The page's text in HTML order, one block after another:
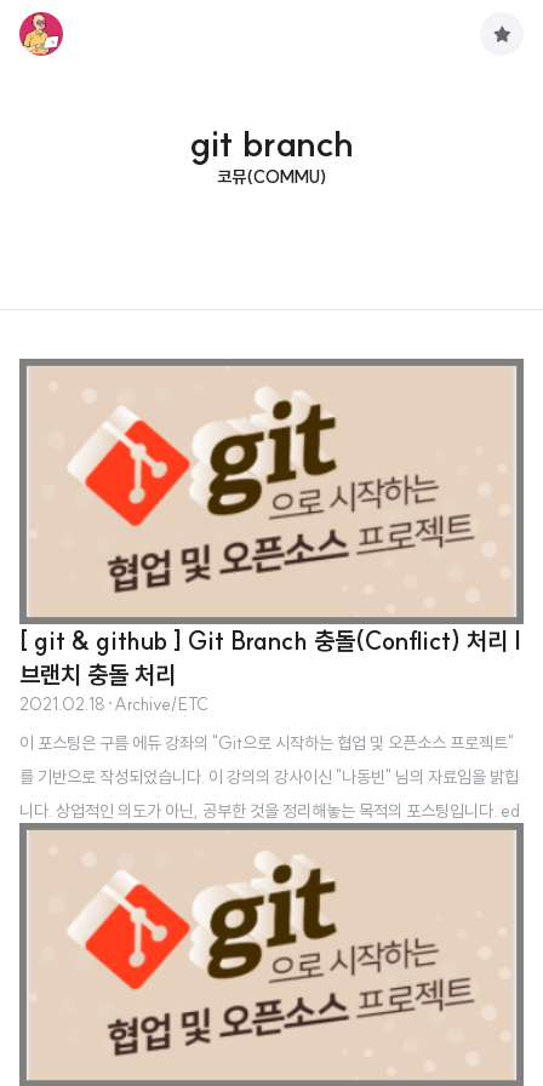
git branch
코뮤(COMMU)
[ git & github ] Git Branch 충돌(Conflict) 처리 |
브랜치 충돌 처리
2021.02.18 ·Archive/ETC
이 포스팅은 구름 에듀 강좌의 "Git으로 시작하는 협업 및 오픈소스 프로젝트"
를 기반으로 작성되었습니다. 이 강의의 강사이신 "나동빈" 님의 자료임을 밝힙
니다. 상업적인 의도가 아닌, 공부한 것을 정리해놓는 목적의 포스팅입니다. ed
프로젝트/info 구름EDU - 모두를 위한 맞춤형 IT교육 구름EDU는 모두를 위
한 맞춤형 IT교육 플랫폼입니다. 개인/학교/기업 및 기관 별 최적화된 IT교육
솔루션을 경험해보세요. 기초부터 실무 프로그래밍 교육, 전국 초중고/대학교
온라인 강의, 기업/ edu.goorm.io ndb796.tistory.com/ 안경잡이개발자 프
로그래밍 강의를 진행하는 공간입니다. ndb796..
구